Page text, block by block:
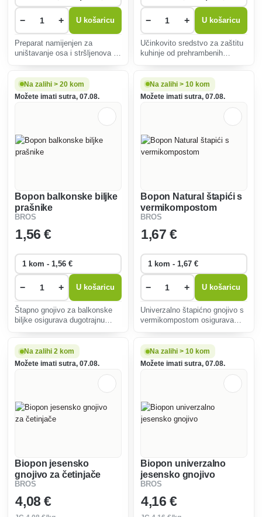
− + U košaricu
Preparat namijenjen za
uništavanje osa i stršljenova te
odmah nakon upotrebe.
− + U košaricu
Učinkovito sredstvo za zaštitu
kuhinje od prehrambenih
raspršivaču, uništava moljce i
njihove ličinke, održava čistoću
Na zalihi > 20 kom
Možete imati sutra, 07.08.
Bopon balkonske biljke
prašnike
BROS
1,56 €
− + U košaricu
Štapno gnojivo za balkonske
biljke osigurava dugotrajnu
korištenje i idealan za petunije i
geranije.
Na zalihi > 10 kom
Možete imati sutra, 07.08.
Bopon Natural štapići s
vermikompostom
BROS
1,67 €
− + U košaricu
Univerzalno štapićno gnojivo s
vermikompostom osigurava
zdrav rast sobnih, balkonskih i
vrtnih biljaka.
Na zalihi 2 kom
Možete imati sutra, 07.08.
Biopon jesensko
gnojivo za četinjače
BROS
4,08 €
Na zalihi > 10 kom
Možete imati sutra, 07.08.
Biopon univerzalno
jesensko gnojivo
BROS
4,16 €